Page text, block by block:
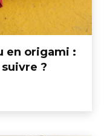
en origami :
?